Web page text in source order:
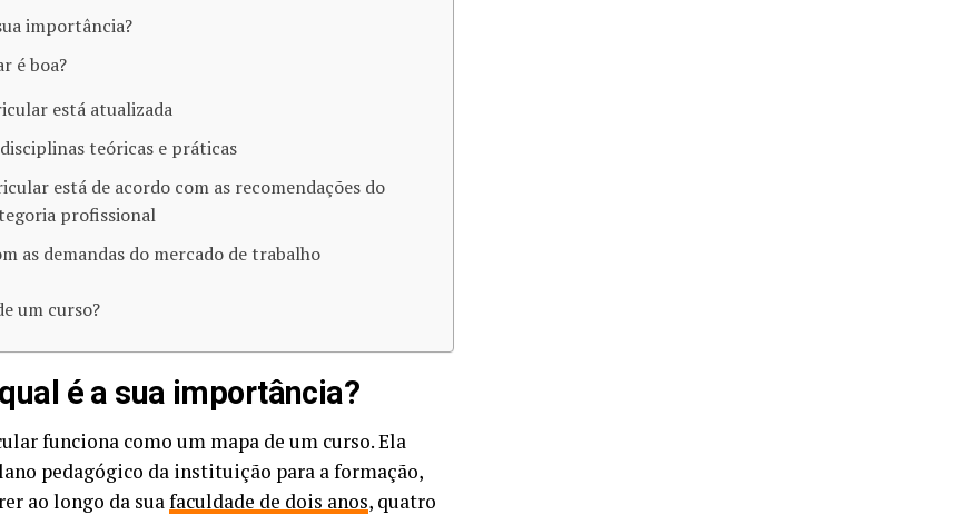
importância?
é boa?
está atualizada
teóricas e práticas
está de acordo com as recomendações do
profissional
as demandas do mercado de trabalho
um curso?
é a sua importância?
funciona como um mapa de um curso. Ela
pedagógico da instituição para a formação,
ao longo da suafaculdade de dois anos, quatro